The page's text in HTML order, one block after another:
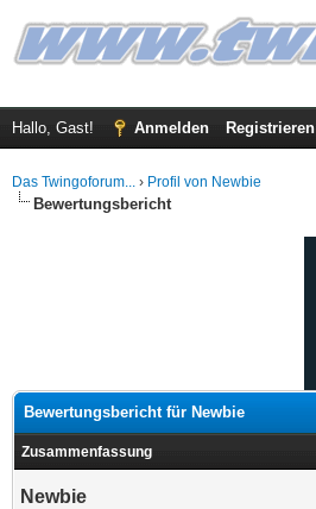
Hallo, Gast! Anmelden Registrieren
Das Twingoforum... › Profil von Newbie
Bewertungsbericht
Bewertungsbericht für Newbie
Zusammenfassung
Newbie